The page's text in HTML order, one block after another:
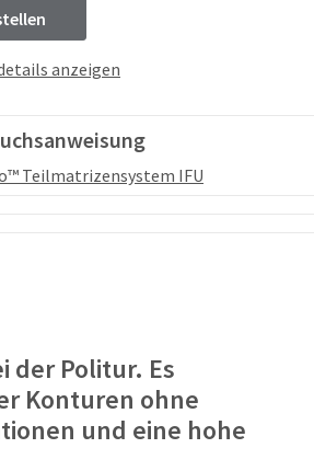
anzeigen
Teilmatrizensystem IFU
der Politur. Es
Konturen ohne
und eine hohe